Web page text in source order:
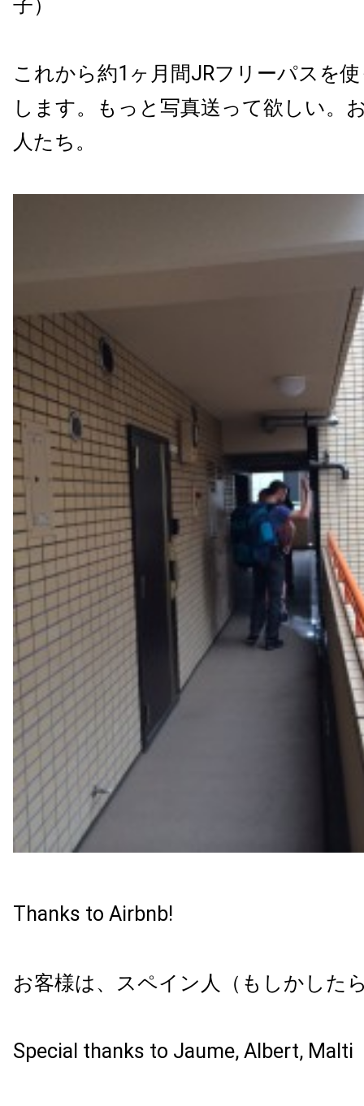
子）
これから約1ヶ月間JRフリーパスを
します。もっと写真送って欲しい。
人たち。
Thanks to Airbnb!
お客様は、スペイン人（もしかした
Special thanks to Jaume, Albert, Malti